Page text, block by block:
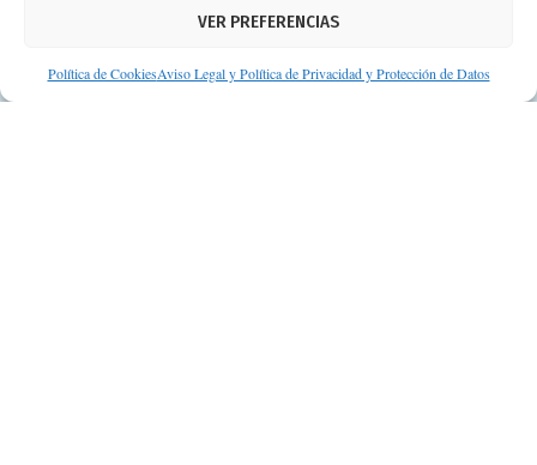
VER PREFERENCIAS
Política de CookiesAviso Legal y Política de Privacidad y Protección de Datos
Protección de datos personales
Suscripción a Newsletter